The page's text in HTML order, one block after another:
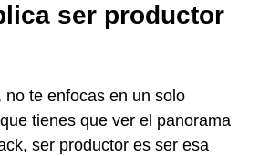
ser productor
no te enfocas en un solo
tienes que ver el panorama
ser productor es ser esa